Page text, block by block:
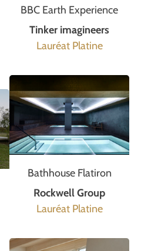
BBC Earth Experience
Tinker imagineers
Lauréat Platine
Bathhouse Flatiron
Rockwell Group
Lauréat Platine